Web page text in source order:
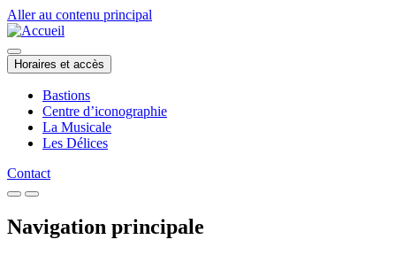
Aller au contenu principal
Horaires et accès
Bastions
Centre d’iconographie
La Musicale
Les Délices
Contact
Navigation principale